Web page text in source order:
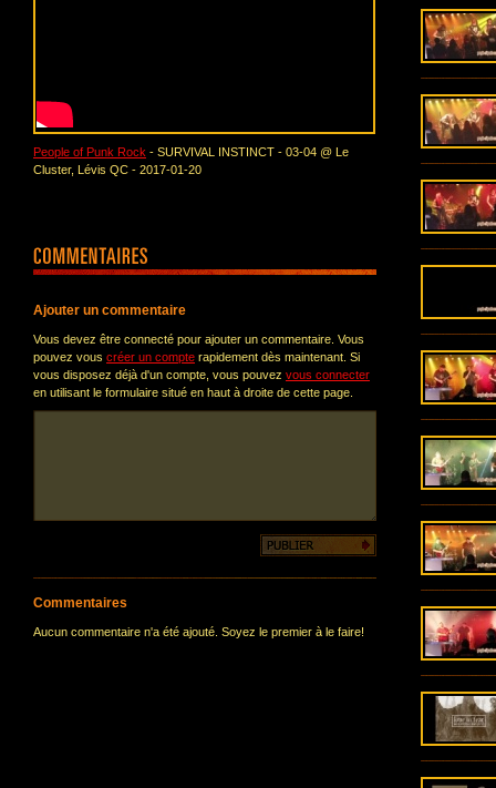
People of Punk Rock - SURVIVAL INSTINCT - 03-04 @ Le
Cluster, Lévis QC - 2017-01-20
Ajouter un commentaire
Vous devez être connecté pour ajouter un commentaire. Vous
pouvez vous créer un compte rapidement dès maintenant. Si
vous disposez déjà d'un compte, vous pouvez vous connecter
en utilisant le formulaire situé en haut à droite de cette page.
Commentaires
Aucun commentaire n'a été ajouté. Soyez le premier à le faire!